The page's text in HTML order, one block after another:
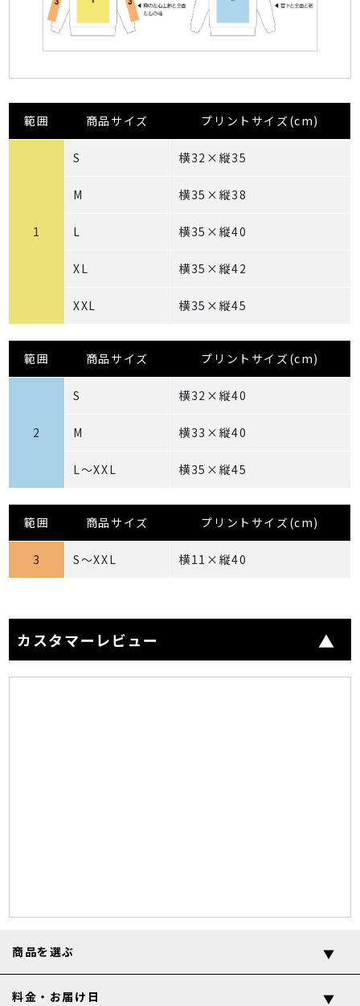
範囲 商品サイズ プリントサイズ(cm)
1
S 横32×縦35
M 横35×縦38
L 横35×縦40
XL 横35×縦42
XXL 横35×縦45
範囲 商品サイズ プリントサイズ(cm)
2
S 横32×縦40
M 横33×縦40
L～XXL 横35×縦45
範囲 商品サイズ プリントサイズ(cm)
3 S～XXL 横11×縦40
カスタマーレビュー
商品を選ぶ
料金・お届け日